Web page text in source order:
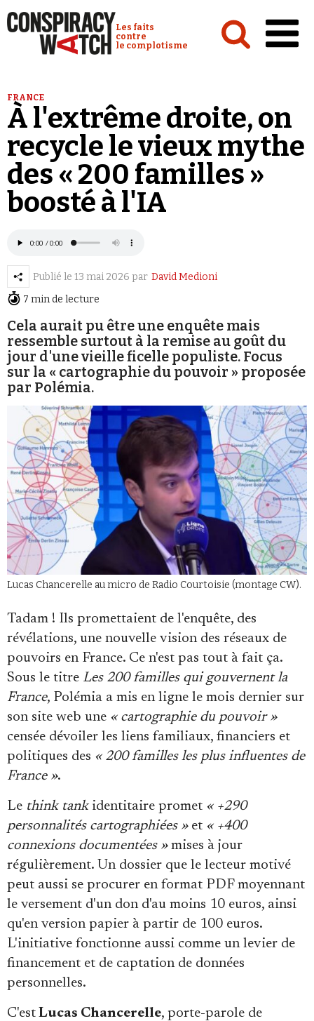
Conspiracy Watch :
Les faits
contre
le complotisme
Analyses
Conspipédia
Vidéos
Émissions
Faire un don
Demander à Vera
Se connecter
FRANCE
À l'extrême droite, on
recycle le vieux mythe
des « 200 familles »
boosté à l'IA
Publié le 13 mai 2026 par David Medioni
7 min de lecture
Cela aurait pu être une enquête mais
ressemble surtout à la remise au goût du
jour d'une vieille ficelle populiste. Focus
sur la « cartographie du pouvoir » proposée
par Polémia.
Lucas Chancerelle au micro de Radio Courtoisie (montage CW).
Tadam ! Ils promettaient de l'enquête, des
révélations, une nouvelle vision des réseaux de
pouvoirs en France. Ce n'est pas tout à fait ça.
Sous le titre Les 200 familles qui gouvernent la
France, Polémia a mis en ligne le mois dernier sur
son site web une « cartographie du pouvoir »
censée dévoiler les liens familiaux, financiers et
politiques des « 200 familles les plus influentes de
France ».
Le think tankidentitaire promet « +290
personnalités cartographiées »et « +400
connexions documentées »mises à jour
régulièrement. Un dossier que le lecteur motivé
peut aussi se procurer en format PDF moyennant
le versement d'un don d'au moins 10 euros, ainsi
qu'en version papier à partir de 100 euros.
L'initiative fonctionne aussi comme un levier de
financement et de captation de données
personnelles.
C'est Lucas Chancerelle, porte-parole de